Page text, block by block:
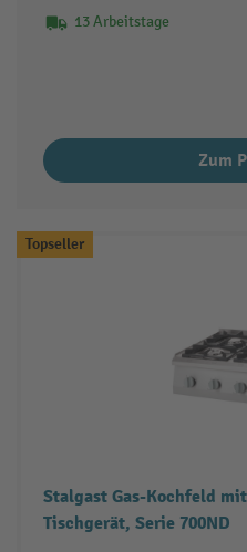
13 Arbeitstage
Zum
Topseller
Stalgast Gas-Kochfeld
Tischgerät, Serie 700ND